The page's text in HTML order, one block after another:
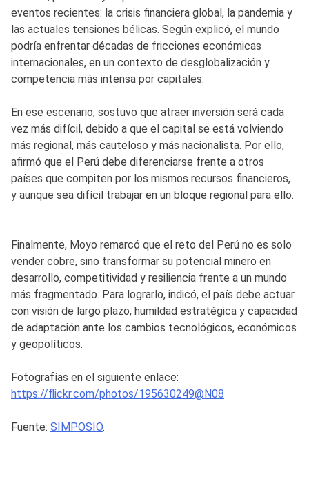
eventos recientes: la crisis financiera global, la pandemia y
las actuales tensiones bélicas. Según explicó, el mundo
podría enfrentar décadas de fricciones económicas
internacionales, en un contexto de desglobalización y
competencia más intensa por capitales.
En ese escenario, sostuvo que atraer inversión será cada
vez más difícil, debido a que el capital se está volviendo
más regional, más cauteloso y más nacionalista. Por ello,
afirmó que el Perú debe diferenciarse frente a otros
países que compiten por los mismos recursos financieros,
y aunque sea difícil trabajar en un bloque regional para ello.
.
Finalmente, Moyo remarcó que el reto del Perú no es solo
vender cobre, sino transformar su potencial minero en
desarrollo, competitividad y resiliencia frente a un mundo
más fragmentado. Para lograrlo, indicó, el país debe actuar
con visión de largo plazo, humildad estratégica y capacidad
de adaptación ante los cambios tecnológicos, económicos
y geopolíticos.
Fotografías en el siguiente enlace:
https://flickr.com/photos/195630249@N08
Fuente: SIMPOSIO.